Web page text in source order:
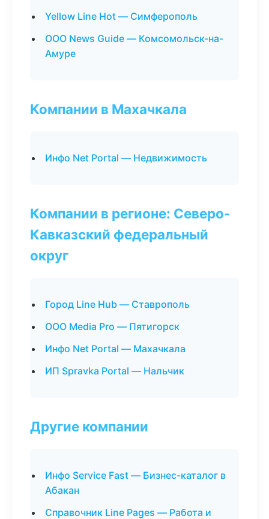
Yellow Line Hot — Симферополь
ООО News Guide — Комсомольск-на-
Амуре
Компании в Махачкала
Инфо Net Portal — Недвижимость
Компании в регионе: Северо-
Кавказский федеральный
округ
Город Line Hub — Ставрополь
ООО Media Pro — Пятигорск
Инфо Net Portal — Махачкала
ИП Spravka Portal — Нальчик
Другие компании
Инфо Service Fast — Бизнес-каталог в
Абакан
Справочник Line Pages — Работа и